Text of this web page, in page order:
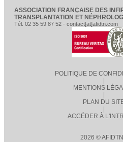
ASSOCIATION FRANÇAISE DES
TRANSPLANTATION ET
Tél. 02 35 59 87 52 - contact[at]afidtn.com
POLITIQUE DE
MENTIONS
PLAN DU
ACCÉDER À
2026 ©